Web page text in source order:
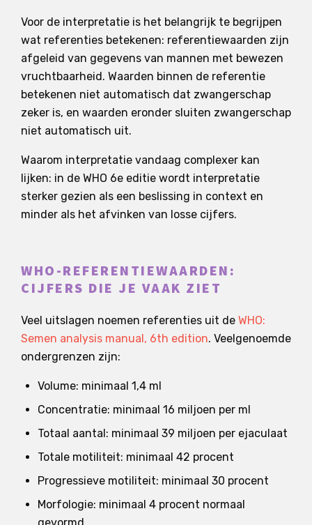
Voor de interpretatie is het belangrijk te begrijpen
wat referenties betekenen: referentiewaarden zijn
afgeleid van gegevens van mannen met bewezen
vruchtbaarheid. Waarden binnen de referentie
betekenen niet automatisch dat zwangerschap
zeker is, en waarden eronder sluiten zwangerschap
niet automatisch uit.
Waarom interpretatie vandaag complexer kan
lijken: in de WHO 6e editie wordt interpretatie
sterker gezien als een beslissing in context en
minder als het afvinken van losse cijfers.
WHO-REFERENTIEWAARDEN:
CIJFERS DIE JE VAAK ZIET
Veel uitslagen noemen referenties uit de WHO:
Semen analysis manual, 6th edition. Veelgenoemde
ondergrenzen zijn:
Volume: minimaal 1,4 ml
Concentratie: minimaal 16 miljoen per ml
Totaal aantal: minimaal 39 miljoen per ejaculaat
Totale motiliteit: minimaal 42 procent
Progressieve motiliteit: minimaal 30 procent
Morfologie: minimaal 4 procent normaal
gevormd